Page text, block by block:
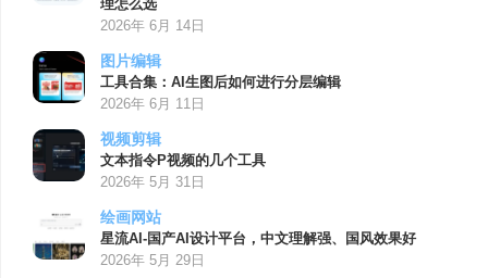
理怎么选
2026年 6月 14日
图片编辑
工具合集：AI生图后如何进行分层编辑
2026年 6月 11日
视频剪辑
文本指令P视频的几个工具
2026年 5月 31日
绘画网站
星流AI-国产AI设计平台，中文理解强、国风效果好
2026年 5月 29日